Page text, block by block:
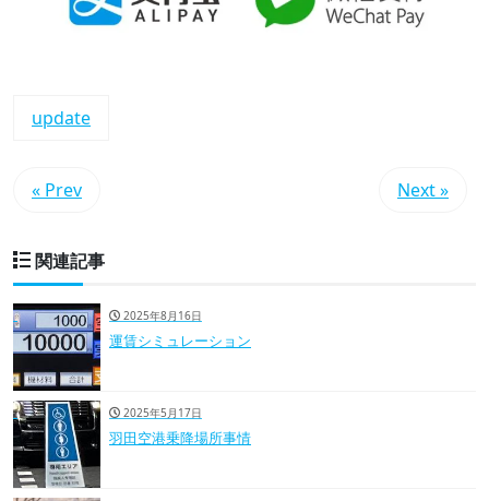
update
« Prev Next »
関連記事
2025年8月16日
運賃シミュレーション
2025年5月17日
羽田空港乗降場所事情